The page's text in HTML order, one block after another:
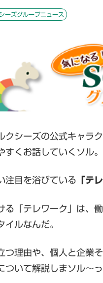
ーズグループニュース
クシーズの公式キャラ
すくお話していくソル。
注目を浴びている 「テ
る「テレワーク」は、
イルなんだ。
つ理由や、個人と企業
ついて解説しまソル〜っ